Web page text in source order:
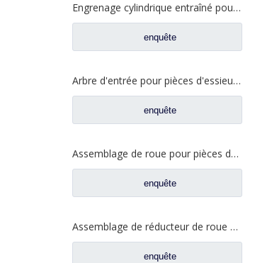
Engrenage cylindrique entraîné pour pièces de camion Fuhua CD0044M0-0
enquête
Arbre d'entrée pour pièces d'essieu Fuwa EP0043M0-3032422
enquête
Assemblage de roue pour pièces de camion North Benz A463500609
enquête
Assemblage de réducteur de roue pour Dongfeng Liuqi Balong Fangsheng pièces de rechange de camion automatique d'essieu JY2405R043-054-LQ
enquête